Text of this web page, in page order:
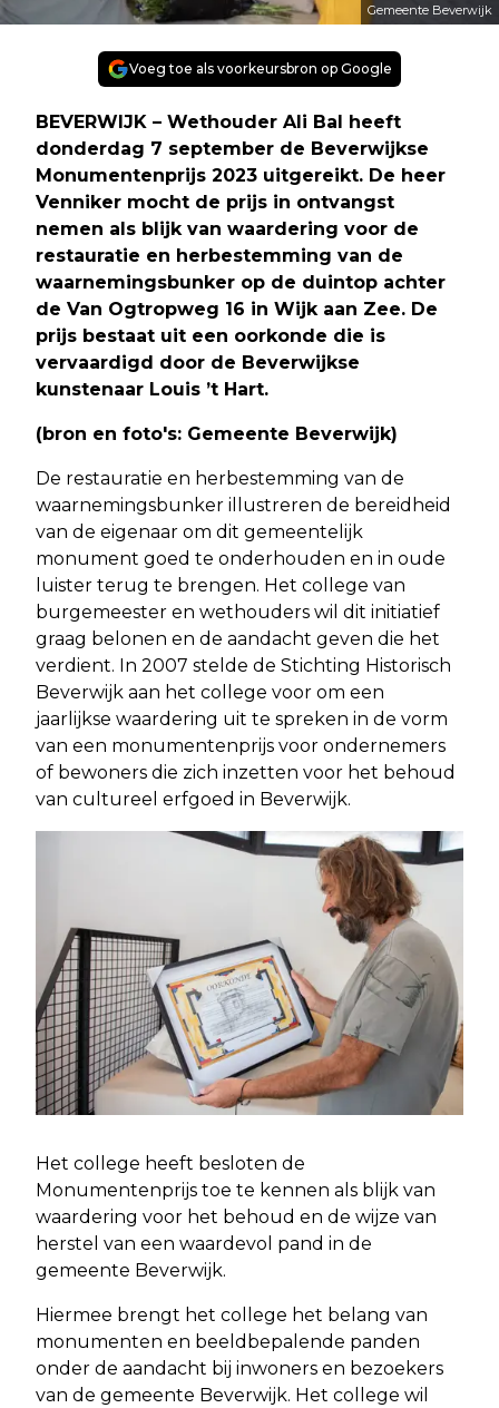
Gemeente Beverwijk
Voeg toe als voorkeursbron op Google
BEVERWIJK – Wethouder Ali Bal heeft
donderdag 7 september de Beverwijkse
Monumentenprijs 2023 uitgereikt. De heer
Venniker mocht de prijs in ontvangst
nemen als blijk van waardering voor de
restauratie en herbestemming van de
waarnemingsbunker op de duintop achter
de Van Ogtropweg 16 in Wijk aan Zee. De
prijs bestaat uit een oorkonde die is
vervaardigd door de Beverwijkse
kunstenaar Louis ’t Hart.
(bron en foto's: Gemeente Beverwijk)
De restauratie en herbestemming van de
waarnemingsbunker illustreren de bereidheid
van de eigenaar om dit gemeentelijk
monument goed te onderhouden en in oude
luister terug te brengen. Het college van
burgemeester en wethouders wil dit initiatief
graag belonen en de aandacht geven die het
verdient. In 2007 stelde de Stichting Historisch
Beverwijk aan het college voor om een
jaarlijkse waardering uit te spreken in de vorm
van een monumentenprijs voor ondernemers
of bewoners die zich inzetten voor het behoud
van cultureel erfgoed in Beverwijk.
Het college heeft besloten de
Monumentenprijs toe te kennen als blijk van
waardering voor het behoud en de wijze van
herstel van een waardevol pand in de
gemeente Beverwijk.
Hiermee brengt het college het belang van
monumenten en beeldbepalende panden
onder de aandacht bij inwoners en bezoekers
van de gemeente Beverwijk. Het college wil